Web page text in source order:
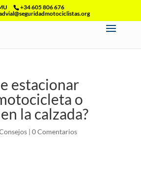
+34 605 806 676
estacionar
o
la calzada?
| 0 Comentarios